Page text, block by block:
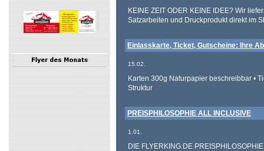
KEINE ZEIT ODER KEINE IDEE? Wir
Satzarbeiten und Druckprodukt direkt im
Einlasskarte, Ticket, Gutscheine: Ihre
15.02.
Karten 300g Naturpapier beschreibbar •
Struktur
PREISPHILOSOPHIE ALL INCLUSIVE
1.01.
DIE FLYERKING.DE